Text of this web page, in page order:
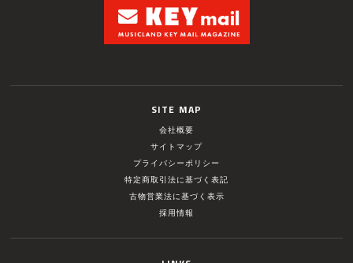
SITE MAP
会社概要
サイトマップ
プライバシーポリシー
特定商取引法に基づく表記
古物営業法に基づく表示
採用情報